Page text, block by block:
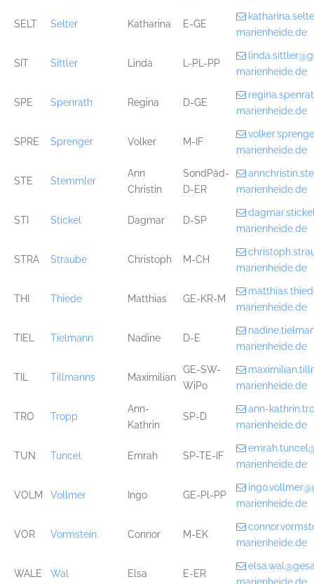
SELT Selter Katharina E-GE
marienheide.de
SIT Sittler Linda L-PL-PP
marienheide.de
SPE Spenrath Regina D-GE
marienheide.de
SPRE Sprenger Volker M-IF
marienheide.de
STE Stemmler
Ann
Christin
SondPäd-
D-ER
marienheide.de
STI Stickel Dagmar D-SP
marienheide.de
STRA Straube Christoph M-CH
marienheide.de
THI Thiede Matthias GE-KR-M
marienheide.de
TIEL Tielmann Nadine D-E
marienheide.de
TIL Tillmanns Maximilian
GE-SW-
WiPo
marienheide.de
TRO Tropp
Ann-
Kathrin
SP-D
ann-
marienheide.de
TUN Tuncel Emrah SP-TE-IF
marienheide.de
VOLM Vollmer Ingo GE-Pl-PP
marienheide.de
VOR Vormstein Connor M-EK
marienheide.de
WALE Wal Elsa E-ER